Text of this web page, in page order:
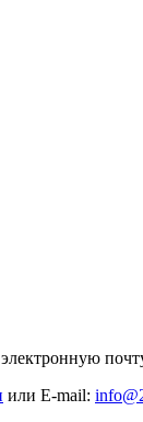
или E-mail: